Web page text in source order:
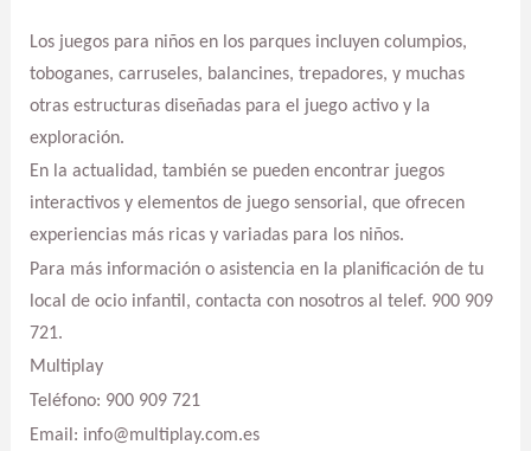
Los juegos para niños en los parques incluyen columpios,
toboganes, carruseles, balancines, trepadores, y muchas
otras estructuras diseñadas para el juego activo y la
exploración.
En la actualidad, también se pueden encontrar juegos
interactivos y elementos de juego sensorial, que ofrecen
experiencias más ricas y variadas para los niños.
Para más información o asistencia en la planificación de tu
local de ocio infantil, contacta con nosotros al telef. 900 909
721.
Multiplay
Teléfono: 900 909 721
Email: info@multiplay.com.es